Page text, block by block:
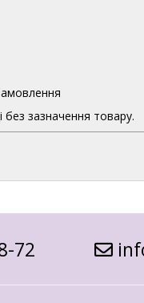
без зазначення товару.
72